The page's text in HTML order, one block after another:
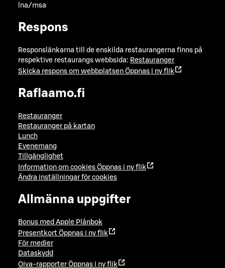
lna/msa
Respons
Responslänkarna till de enskilda restaurangerna finns på
respektive restaurangs webbsida: Restauranger
Skicka respons om webbplatsen Öppnas i ny flik
Raflaamo.fi
Restauranger
Restauranger på kartan
Lunch
Evenemang
Tillgänglighet
Information om cookies Öppnas i ny flik
Ändra inställningar för cookies
Allmänna uppgifter
Bonus med Apple Plånbok
Presentkort Öppnas i ny flik
För medier
Dataskydd
Oiva-rapporter Öppnas i ny flik